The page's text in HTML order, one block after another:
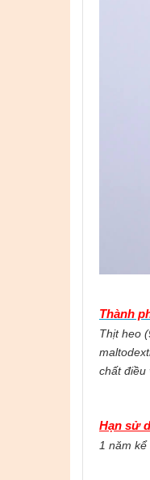
Thành
Thịt heo
chất điều
Hạn sử
1 năm